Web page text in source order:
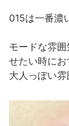
015は一番濃
モードな雰
せたい時にお
大人っぽい雰